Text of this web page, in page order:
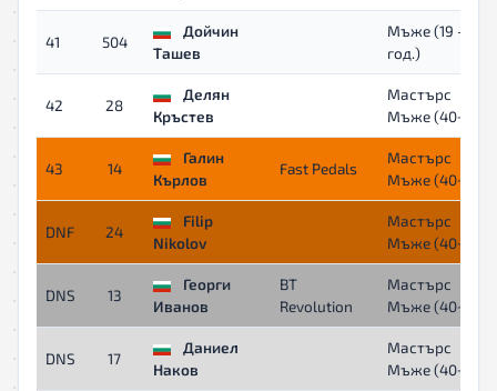
41 504
Дойчин
Ташев
Мъже (19 - 39
год.)
42 28
Делян
Кръстев
Мастърс
Мъже (40+)
43 14
Галин
Кърлов
Fast Pedals
Мастърс
Мъже (40+)
DNF 24
Filip
Nikolov
Мастърс
Мъже (40+)
DNS 13
Георги
Иванов
BT
Revolution
Мастърс
Мъже (40+)
DNS 17
Даниел
Наков
Мастърс
Мъже (40+)